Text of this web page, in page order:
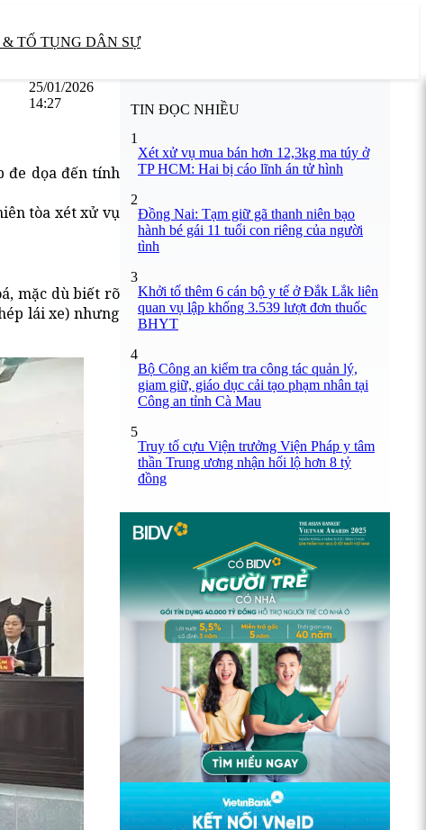
TỐ TỤNG DÂN SỰ
25/01/2026
14:27
đe dọa đến tính
tòa xét xử vụ
mặc dù biết rõ
lái xe) nhưng
TIN ĐỌC NHIỀU
1
Xét xử vụ mua bán hơn 12,3kg ma túy ở
TP HCM: Hai bị cáo lĩnh án tử hình
2
Đồng Nai: Tạm giữ gã thanh niên bạo
hành bé gái 11 tuổi con riêng của người
tình
3
Khởi tố thêm 6 cán bộ y tế ở Đắk Lắk liên
quan vụ lập khống 3.539 lượt đơn thuốc
BHYT
4
Bộ Công an kiểm tra công tác quản lý,
giam giữ, giáo dục cải tạo phạm nhân tại
Công an tỉnh Cà Mau
5
Truy tố cựu Viện trưởng Viện Pháp y tâm
thần Trung ương nhận hối lộ hơn 8 tỷ
đồng